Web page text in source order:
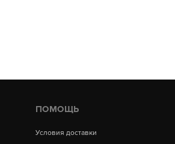
ПОМОЩЬ
Условия доставки